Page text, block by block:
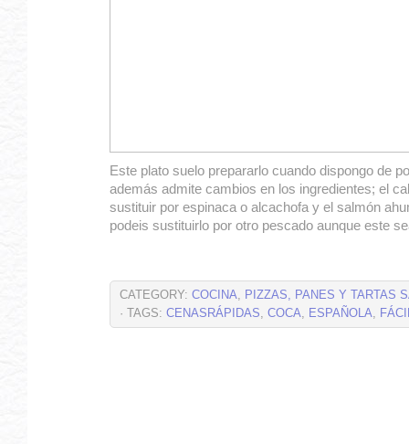
Este plato suelo prepararlo cuando dispongo de
además admite cambios en los ingredientes; el
sustituir por espinaca o alcachofa y el salmón
podeis sustituirlo por otro pescado aunque este
CATEGORY: COCINA, PIZZAS, PANES Y TARTAS
· TAGS: CENASRÁPIDAS, COCA, ESPAÑOLA,